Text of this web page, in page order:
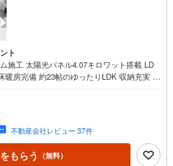
ト
施工 太陽光パネル4.07キロワット搭載 LD
暖房完備 約23帖のゆったりLDK 収納充実 駐
不動産会社レビュー 37件
もらう （無料）